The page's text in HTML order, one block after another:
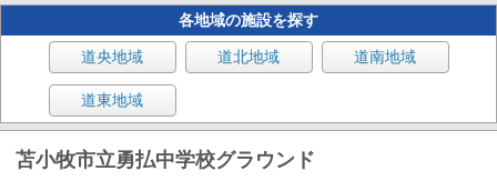
各地域の施設を探す
道央地域 道北地域 道南地域
道東地域
苫小牧市立勇払中学校グラウンド